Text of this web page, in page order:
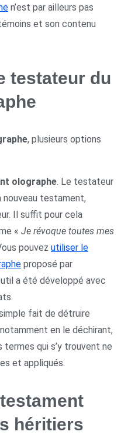
n’est par ailleurs pas
et son contenu
testateur du
, plusieurs options
olographe. Le testateur
nouveau testament,
Il suffit pour cela
« Je révoque toutes mes
pouvez utiliser le
proposé par
a été développé avec
fait de détruire
en le déchirant,
qui s’y trouvent ne
et appliqués.
héritiers